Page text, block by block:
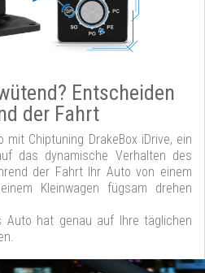
Entscheiden
der Fahrt
Chiptuning DrakeBox iDrive, ein
das dynamische Verhalten des
der Fahrt Ihr Auto von einem
Kleinwagen fügsam drehen
Auto hat genau auf Ihre täglichen